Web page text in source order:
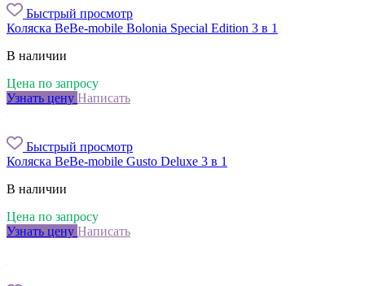
Быстрый просмотр
Коляска BeBe-mobile Bolonia Special Edition 3 в 1
В наличии
Цена по запросу
Узнать цену Написать
Быстрый просмотр
Коляска BeBe-mobile Gusto Deluxe 3 в 1
В наличии
Цена по запросу
Узнать цену Написать